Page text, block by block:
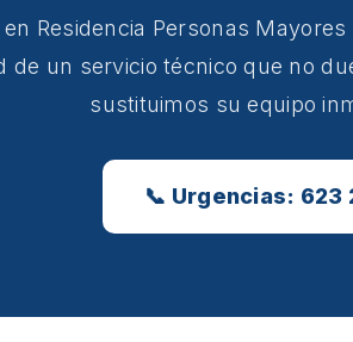
en Residencia Personas
de un servicio técnico que no
sustituimos su equipo
📞 Urgencias: 623